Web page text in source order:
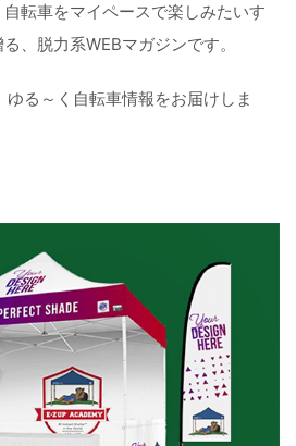
転車をマイペースで楽しみたいす
、脱力系WEBマガジンです。
る～く自転車情報をお届けしま